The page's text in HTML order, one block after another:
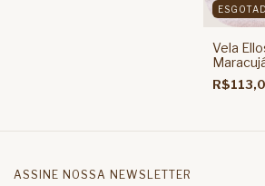
Vela
ASSINE NOSSA NEWSLETTER